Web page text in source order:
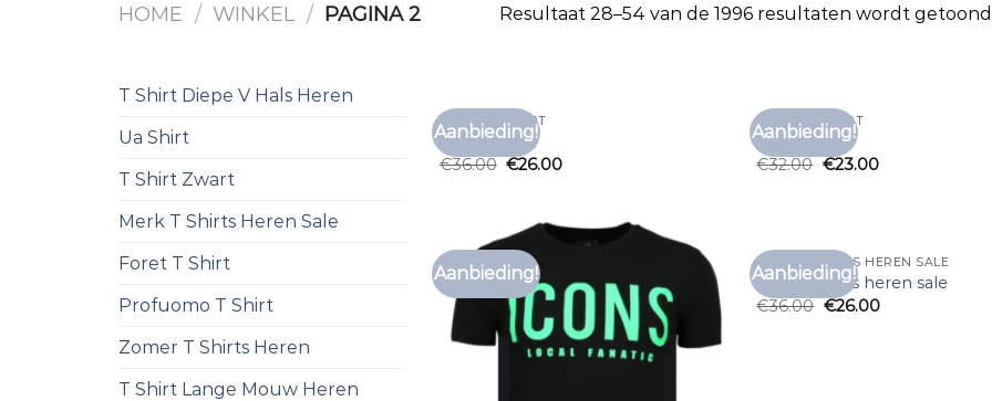
HOME / WINKEL / PAGINA 2 Resultaat 28–54 van de 1996 resultaten wordt getoond
T Shirt Diepe V Hals Heren
Ua Shirt
T Shirt Zwart
Merk T Shirts Heren Sale
Foret T Shirt
Profuomo T Shirt
Zomer T Shirts Heren
T Shirt Lange Mouw Heren
Aanbieding!
T SHIRT ZWART
t shirt zwart
€36.00 €26.00
Aanbieding!
T SHIRT ZWART
t shirt zwart
€32.00 €23.00
Aanbieding!
Toevoegen
aan
verlanglijst
Aanbieding!
MERK T SHIRTS HEREN SALE
merk t shirts heren sale
€36.00 €26.00